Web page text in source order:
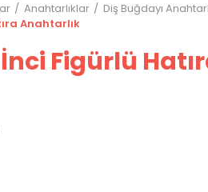
Anahtarlıklar
Diş Buğdayı
Anahtarlık
Figürlü